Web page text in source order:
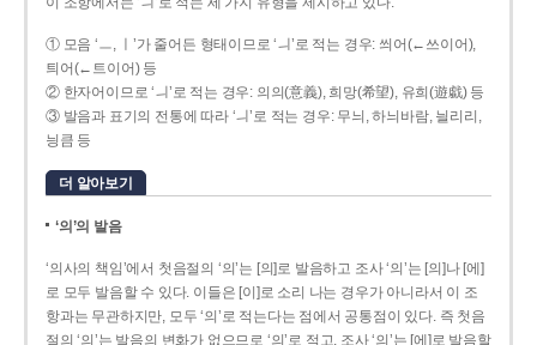
① 모음 ‘ㅡ, ㅣ’가 줄어든 형태이므로 ‘ㅢ’로 적는 경우: 씌어(←쓰이어),
틔어(←트이어) 등
② 한자어이므로 ‘ㅢ’로 적는 경우: 의의(意義), 희망(希望), 유희(遊戱) 등
③ 발음과 표기의 전통에 따라 ‘ㅢ’로 적는 경우: 무늬, 하늬바람, 늴리리,
닁큼 등
더 알아보기
‘의’의 발음
‘의사의 책임’에서 첫음절의 ‘의’는 [의]로 발음하고 조사 ‘의’는 [의]나 [에]
로 모두 발음할 수 있다. 이들은 [이]로 소리 나는 경우가 아니라서 이 조
항과는 무관하지만, 모두 ‘의’로 적는다는 점에서 공통점이 있다. 즉 첫음
절의 ‘의’는 발음의 변화가 없으므로 ‘의’로 적고, 조사 ‘의’는 [에]로 발음할